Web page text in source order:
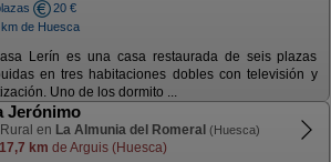
20 €
de Huesca
Lerín es una casa restaurada de seis plazas
en tres habitaciones dobles con televisión y
Uno de los dormito ...
Jerónimo
en La Almunia del Romeral (Huesca)
17,7 km de Arguis (Huesca)